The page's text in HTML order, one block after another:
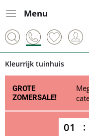
Menu
Kleurrijk tuinhuis
GROTE
ZOMERSALE!
01